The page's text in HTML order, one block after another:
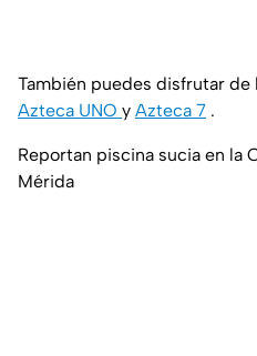
También puedes disfrutar
Azteca UNO y Azteca 7 .
Reportan piscina sucia en la
Mérida